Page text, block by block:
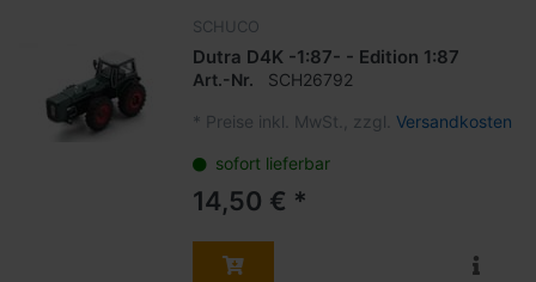
SCHUCO
Dutra D4K -1:87- - Edition 1:87
Art.-Nr. SCH26792
* Preise inkl. MwSt., zzgl. Versandkosten
sofort lieferbar
14,50 € *